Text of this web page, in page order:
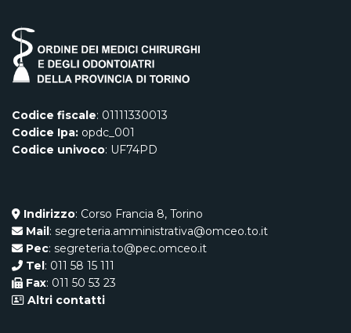
Codice fiscale: 01111330013
Codice Ipa: opdc_001
Codice univoco: UF74PD
Indirizzo: Corso Francia 8, Torino
Mail: segreteria.amministrativa@omceo.to.it
Pec: segreteria.to@pec.omceo.it
Tel: 011 58 15 111
Fax: 011 50 53 23
Altri contatti